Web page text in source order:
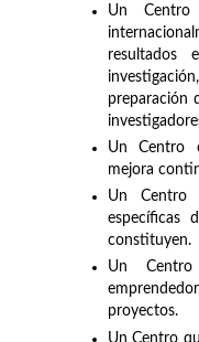
Un Centro
resultados
preparación
Un Centro
mejora
Un Centro
específicas
constituyen.
Un
proyectos.
Un Centro